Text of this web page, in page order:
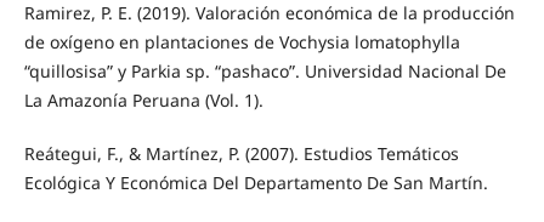
Ramirez, P. E. (2019). Valoración económica de la producción
de oxígeno en plantaciones de Vochysia lomatophylla
“quillosisa” y Parkia sp. “pashaco”. Universidad Nacional De
La Amazonía Peruana (Vol. 1).
Reátegui, F., & Martínez, P. (2007). Estudios Temáticos
Ecológica Y Económica Del Departamento De San Martín.